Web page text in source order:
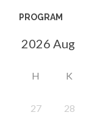
PROGRAM
H K
27 28